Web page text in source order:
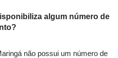
algum número de
não possui um número de